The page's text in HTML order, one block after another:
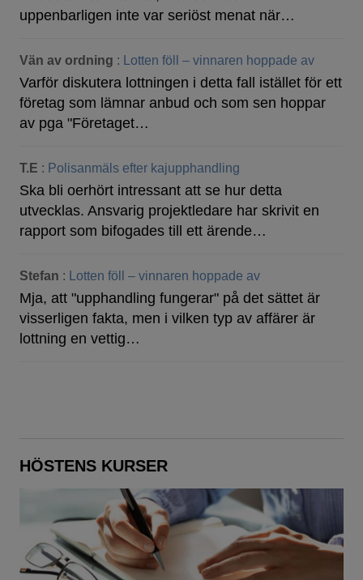
uppenbarligen inte var seriöst menat när…
Vän av ordning : Lotten föll – vinnaren hoppade av
Varför diskutera lottningen i detta fall istället för ett
företag som lämnar anbud och som sen hoppar
av pga "Företaget…
T.E : Polisanmäls efter kajupphandling
Ska bli oerhört intressant att se hur detta
utvecklas. Ansvarig projektledare har skrivit en
rapport som bifogades till ett ärende…
Stefan : Lotten föll – vinnaren hoppade av
Mja, att "upphandling fungerar" på det sättet är
visserligen fakta, men i vilken typ av affärer är
lottning en vettig…
HÖSTENS KURSER